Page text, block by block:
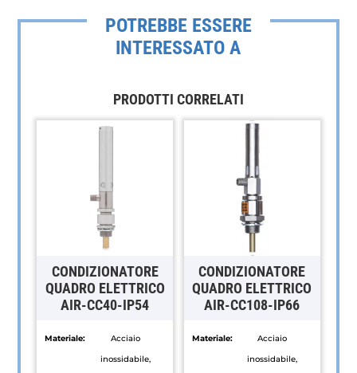
POTREBBE ESSERE
INTERESSATO A
PRODOTTI CORRELATI
CONDIZIONATORE
QUADRO ELETTRICO
AIR-CC40-IP54
Materiale:
Acciaio
inossidabile,
CONDIZIONATORE
QUADRO ELETTRICO
AIR-CC108-IP66
Materiale:
Acciaio
inossidabile,